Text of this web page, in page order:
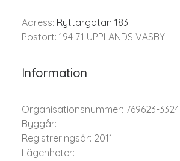
Adress: Ryttargatan 183
Postort: 194 71 UPPLANDS VÄSBY
Information
Organisationsnummer: 769623-3324
Byggår:
Registreringsår: 2011
Lägenheter: